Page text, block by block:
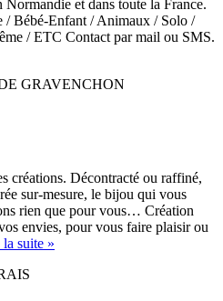
et dans toute la France.
/ Bébé-Enfant / Animaux / Solo /
/ ETC Contact par mail ou SMS.
GRAVENCHON
créations. Décontracté ou raffiné,
sur-mesure, le bijou qui vous
rien que pour vous… Création
envies, pour vous faire plaisir ou
suite »